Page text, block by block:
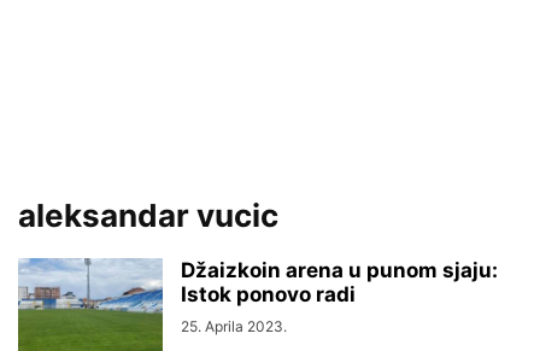
aleksandar vucic
Džaizkoin arena u punom sjaju:
Istok ponovo radi
25. Aprila 2023.